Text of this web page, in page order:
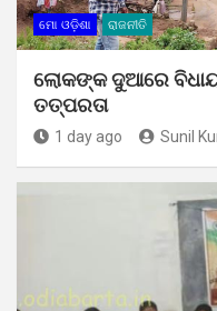
ମୋ ଓଡ଼ିଶା ରାଜନୀତି
ଲୋକଙ୍କ ଦୁଆରେ
ତତ୍ପରତା
1 day ago Sunil